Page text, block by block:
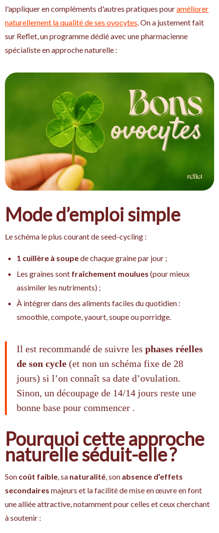
l'appliquer en compléments d'autres pratiques pouraméliorer
naturellement la qualité de ses ovocytes . On a justement fait
sur Reflet, un programme dédié avec une pharmacienne
spécialiste en approche naturelle :
Mode d’emploi simple
Le schéma le plus courant de seed-cycling :
1 cuillère à soupede chaque graine par jour ;
Les graines sont fraîchement moulues (pour mieux
assimiler les nutriments) ;
À intégrer dans des aliments faciles du quotidien :
smoothie, compote, yaourt, soupe ou porridge.
Il est recommandé de suivre les phases réelles
de son cycle (et non un schéma fixe de 28
jours) si l’on connaît sa date d’ovulation.
Sinon, un découpage de 14/14 jours reste une
bonne base pour commencer .
Pourquoi cette approche
naturelle séduit-elle ?
Son coût faible , sa naturalité , son absence d’effets
secondaires majeurs et la facilité de mise en œuvre en font
une alliée attractive, notamment pour celles et ceux cherchant
à soutenir :